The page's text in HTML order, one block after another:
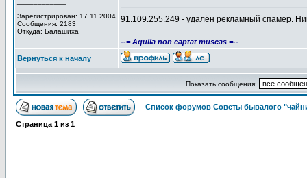
Зарегистрирован: 17.11.2004
Сообщения: 2183
Откуда: Балашиха
91.109.255.249 - удалён рекламный спамер.
--= Aquila non captat muscas =--
Вернуться к началу
Показать сообщения:
Список форумов Советы бывалого
Страница 1 из 1